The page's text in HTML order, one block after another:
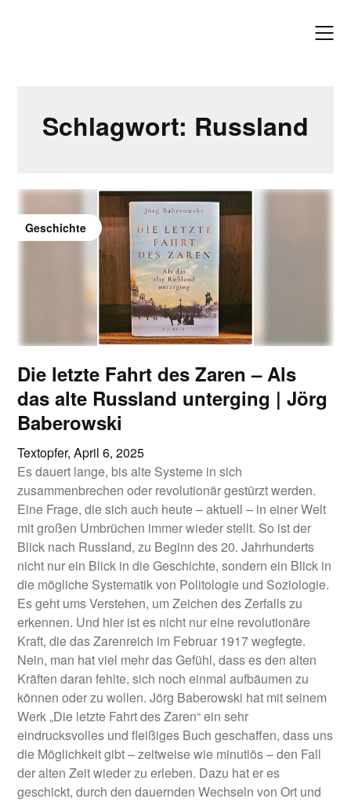
Schlagwort: Russland
Geschichte
Die letzte Fahrt des Zaren – Als
das alte Russland unterging | Jörg
Baberowski
Textopfer,April 6, 2025
Es dauert lange, bis alte Systeme in sich
zusammenbrechen oder revolutionär gestürzt werden.
Eine Frage, die sich auch heute – aktuell – in einer Welt
mit großen Umbrüchen immer wieder stellt. So ist der
Blick nach Russland, zu Beginn des 20. Jahrhunderts
nicht nur ein Blick in die Geschichte, sondern ein Blick in
die mögliche Systematik von Politologie und Soziologie.
Es geht ums Verstehen, um Zeichen des Zerfalls zu
erkennen. Und hier ist es nicht nur eine revolutionäre
Kraft, die das Zarenreich im Februar 1917 wegfegte.
Nein, man hat viel mehr das Gefühl, dass es den alten
Kräften daran fehlte, sich noch einmal aufbäumen zu
können oder zu wollen. Jörg Baberowski hat mit seinem
Werk „Die letzte Fahrt des Zaren“ ein sehr
eindrucksvolles und fleißiges Buch geschaffen, dass uns
die Möglichkeit gibt – zeitweise wie minutiös – den Fall
der alten Zeit wieder zu erleben. Dazu hat er es
geschickt, durch den dauernden Wechseln von Ort und